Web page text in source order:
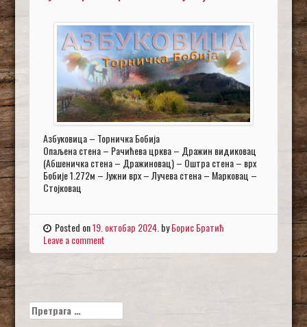
Азбуковица – Торничка Бобија
Опаљена стена – Рачићева црква – Дражин видиковац
(Абшеничка стена – Дражиновац) – Оштра стена – врх
Бобије 1.272м – Јужни врх – Лучева стена – Марковац –
Стојковац
Posted on19. октобар 2024. byБорис Братић
Leave a comment
Претрага
за: